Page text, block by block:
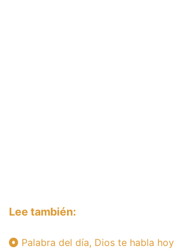
Lee también:
Palabra del día, Dios te habla hoy